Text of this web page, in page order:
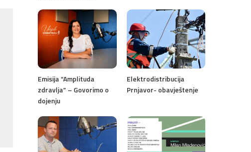
Emisija “Amplituda
zdravlja” – Govorimo o
dojenju
Elektrodistribucija
Prnjavor- obavještenje